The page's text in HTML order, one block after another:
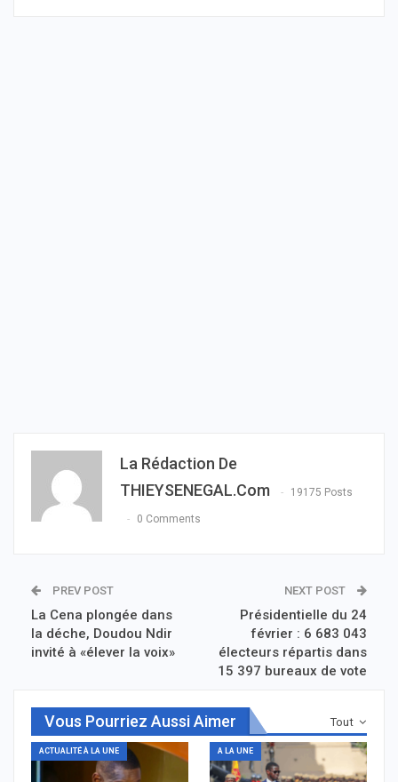
La Rédaction De
THIEYSENEGAL.com
19175 Posts
0 Comments
PREV POST
La Cena plongée dans
la déche, Doudou Ndir
invité à «élever la voix»
NEXT POST
Présidentielle du 24
février : 6 683 043
électeurs répartis dans
15 397 bureaux de vote
Tout
Vous Pourriez Aussi Aimer
ACTUALITÉ À LA UNE A LA UNE